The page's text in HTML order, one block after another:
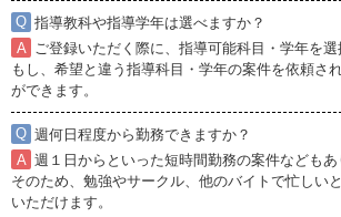
指導教科や指導学年は選べますか？
ご登録いただく際に、指導可能科目・学年を選
もし、希望と違う指導科目・学年の案件を依頼さ
ができます。
週何日程度から勤務できますか？
週１日からといった短時間勤務の案件などもあ
そのため、勉強やサークル、他のバイトで忙しい
いただけます。